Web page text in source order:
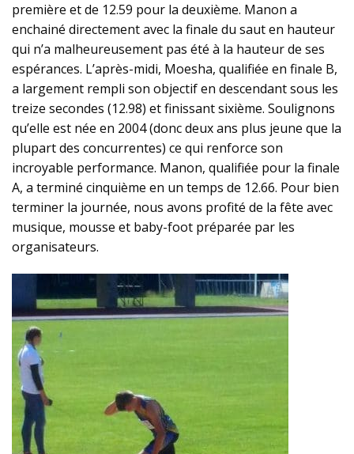
première et de 12.59 pour la deuxième. Manon a
enchainé directement avec la finale du saut en hauteur
qui n’a malheureusement pas été à la hauteur de ses
espérances. L’après-midi, Moesha, qualifiée en finale B,
a largement rempli son objectif en descendant sous les
treize secondes (12.98) et finissant sixième. Soulignons
qu’elle est née en 2004 (donc deux ans plus jeune que la
plupart des concurrentes) ce qui renforce son
incroyable performance. Manon, qualifiée pour la finale
A, a terminé cinquième en un temps de 12.66. Pour bien
terminer la journée, nous avons profité de la fête avec
musique, mousse et baby-foot préparée par les
organisateurs.